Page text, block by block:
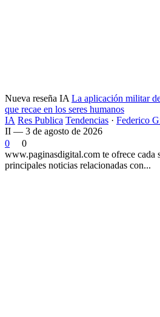
Nueva reseña IA La aplicación militar
que recae en los seres humanos
IA Res Publica Tendencias · Federico
II — 3 de agosto de 2026
0
0
www.paginasdigital.com te ofrece cada
principales noticias relacionadas con...